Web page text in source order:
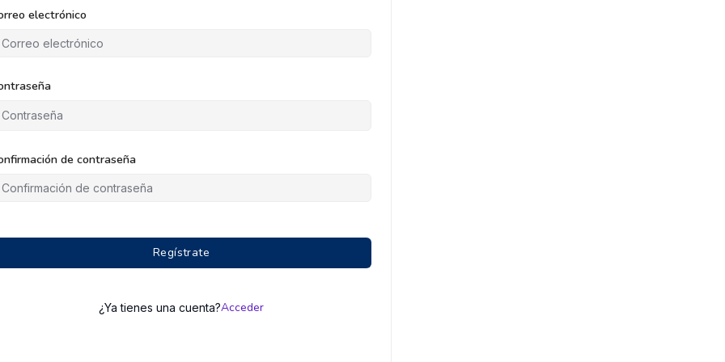
electrónico
de contraseña
Regístrate
¿Ya tienes una cuenta?Acceder